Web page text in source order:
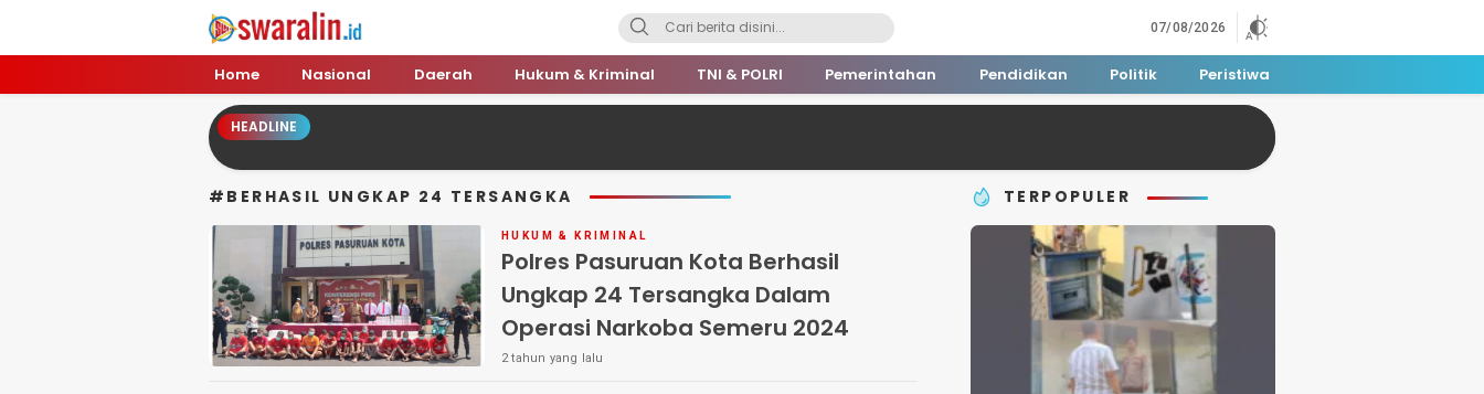
Swara Lin
Independent, Tajam & Profesional
07/08/2026
Home Nasional Daerah Hukum & Kriminal TNI & POLRI Pemerintahan Pendidikan Politik Peristiwa
HEADLINE
#BERHASIL UNGKAP 24 TERSANGKA
HUKUM & KRIMINAL
Polres Pasuruan Kota Berhasil
Ungkap 24 Tersangka Dalam
Operasi Narkoba Semeru 2024
2 tahun yang lalu
TERPOPULER